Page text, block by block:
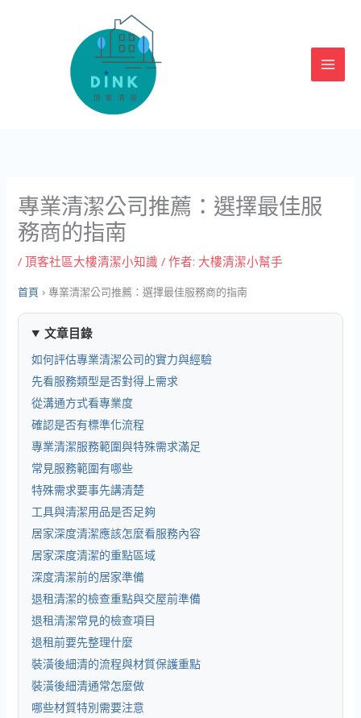
專業清潔公司推薦：選擇最佳服
務商的指南
/頂客社區大樓清潔小知識 / 作者: 大樓清潔小幫手
首頁 ›專業清潔公司推薦：選擇最佳服務商的指南
文章目錄
如何評估專業清潔公司的實力與經驗
先看服務類型是否對得上需求
從溝通方式看專業度
確認是否有標準化流程
專業清潔服務範圍與特殊需求滿足
常見服務範圍有哪些
特殊需求要事先講清楚
工具與清潔用品是否足夠
居家深度清潔應該怎麼看服務內容
居家深度清潔的重點區域
深度清潔前的居家準備
退租清潔的檢查重點與交屋前準備
退租清潔常見的檢查項目
退租前要先整理什麼
裝潢後細清的流程與材質保護重點
裝潢後細清通常怎麼做
哪些材質特別需要注意